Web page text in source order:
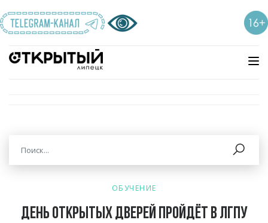
ОБУЧЕНИЕ
День открытых дверей пройдёт в ЛГПУ